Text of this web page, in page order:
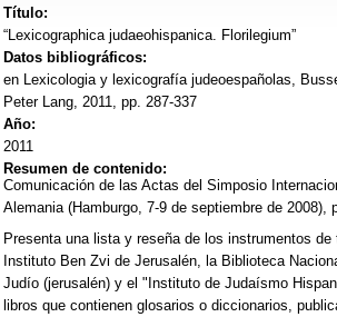
Título:
“Lexicographica judaeohispanica. Florilegium”
Datos bibliográficos:
en Lexicologia y lexicografía judeoespañolas,
Peter Lang, 2011, pp. 287-337
Año:
2011
Resumen de contenido:
Comunicación de las Actas del Simposio
Alemania (Hamburgo, 7-9 de septiembre de 2008),
Presenta una lista y reseña de los instrumentos
Instituto Ben Zvi de Jerusalén, la Biblioteca
Judío (jerusalén) y el "Instituto de Judaísmo
libros que contienen glosarios o diccionarios,